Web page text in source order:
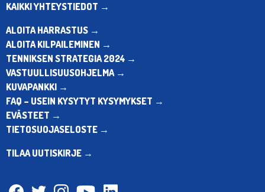
KAIKKI YHTEYSTIEDOT →
ALOITA HARRASTUS →
ALOITA KILPAILEMINEN →
TENNIKSEN STRATEGIA 2024 →
VASTUULLISUUSOHJELMA →
KUVAPANKKI →
FAQ – USEIN KYSYTYT KYSYMYKSET →
EVÄSTEET →
TIETOSUOJASELOSTE →
TILAA UUTISKIRJE →